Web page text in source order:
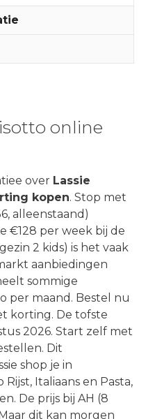
online
over Lassie
kopen. Stop met
alleenstaand)
€128 per week bij de
2 kids) is het vaak
aanbiedingen
sommige
per maand. Bestel nu
korting. De tofste
2026. Start zelf met
Dit
shop je in
Italiaans en Pasta,
De prijs bij AH (8
dit kan morgen